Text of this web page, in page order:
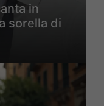
in
sorella di